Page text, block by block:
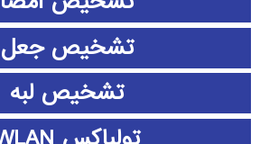
تشخیص جعل
تشخیص لبه